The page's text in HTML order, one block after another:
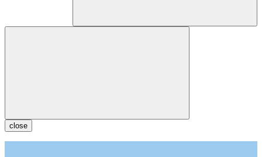
close